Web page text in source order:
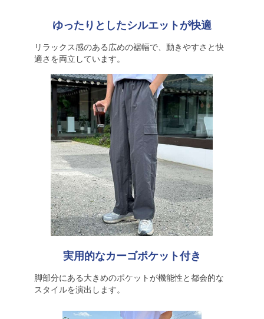
ゆったりとしたシルエットが快適
リラックス感のある広めの裾幅で、動きやすさと快
適さを両立しています。
実用的なカーゴポケット付き
脚部分にある大きめのポケットが機能性と都会的な
スタイルを演出します。